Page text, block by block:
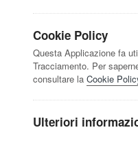
Cookie Policy
Questa Applicazione fa
Tracciamento. Per
consultare la Cookie
Ulteriori